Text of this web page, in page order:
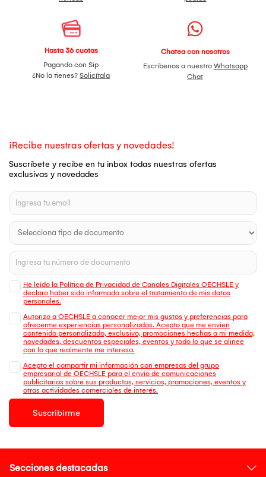
Hasta 36 cuotas
Pagando con Sip
¿No la tienes? Solicítala
Chatea con nosotros
Escríbenos a nuestro Whatsapp
Chat
¡Recibe nuestras ofertas y novedades!
Suscríbete y recibe en tu inbox todas nuestras ofertas
exclusivas y novedades
He leído la Política de Privacidad de Canales Digitales OECHSLE y
declaro haber sido informado sobre el tratamiento de mis datos
personales.
Autorizo a OECHSLE a conocer mejor mis gustos y preferencias para
ofrecerme experiencias personalizadas. Acepto que me envien
contenido personalizado, exclusivo, promociones hechas a mi medida,
novedades, descuentos especiales, eventos y todo lo que se alinee
con lo que realmente me interesa.
Acepto el compartir mi información con empresas del grupo
empresarial de OECHSLE para el envío de comunicaciones
publicitarias sobre sus productos, servicios, promociones, eventos y
otras actividades comerciales de interés.
Suscribirme
Secciones destacadas